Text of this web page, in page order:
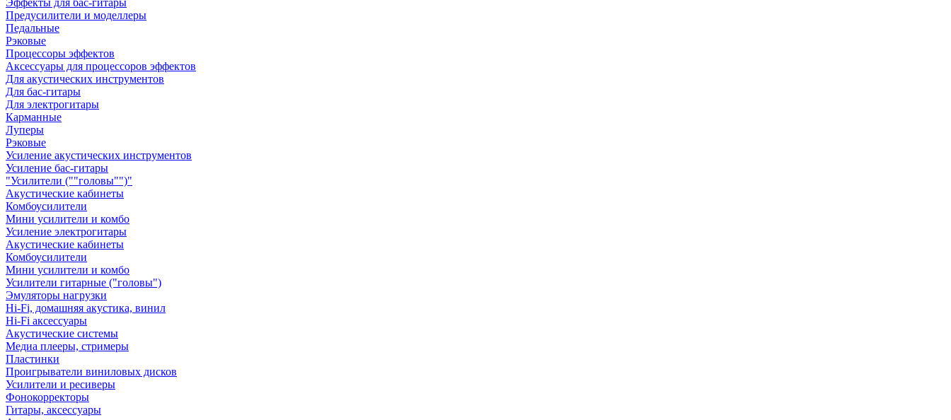
Эффекты для бас-гитары
Предусилители и моделлеры
Педальные
Рэковые
Процессоры эффектов
Аксессуары для процессоров эффектов
Для акустических инструментов
Для бас-гитары
Для электрогитары
Карманные
Луперы
Рэковые
Усиление акустических инструментов
Усиление бас-гитары
"Усилители (""головы"")"
Акустические кабинеты
Комбоусилители
Мини усилители и комбо
Усиление электрогитары
Акустические кабинеты
Комбоусилители
Мини усилители и комбо
Усилители гитарные ("головы")
Эмуляторы нагрузки
Hi-Fi, домашняя акустика, винил
Hi-Fi аксессуары
Акустические системы
Медиа плееры, стримеры
Пластинки
Проигрыватели виниловых дисков
Усилители и ресиверы
Фонокорректоры
Гитары, аксессуары